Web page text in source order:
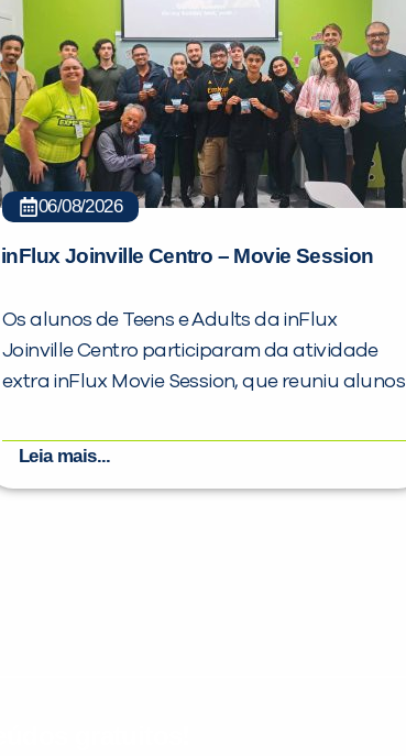
06/08/2026
inFlux Joinville Centro – Movie Session
Os alunos de Teens e Adults da inFlux
Joinville Centro participaram da atividade
extra inFlux Movie Session, que reuniu alunos
Leia mais...